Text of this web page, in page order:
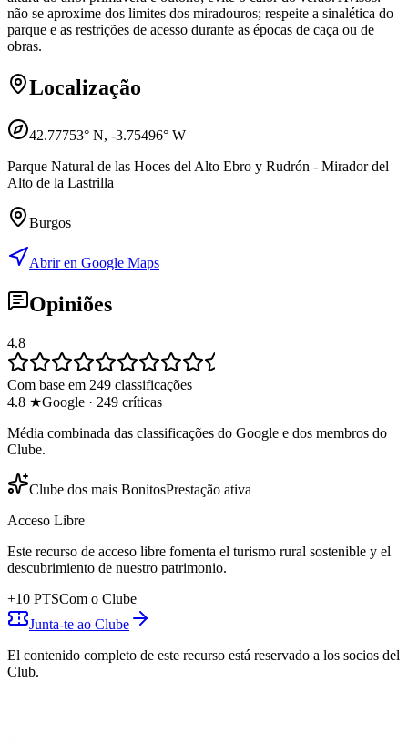
não se aproxime dos limites dos miradouros; respeite a sinalética do
parque e as restrições de acesso durante as épocas de caça ou de
obras.
Localização
42.77753° N, -3.75496° W
Parque Natural de las Hoces del Alto Ebro y Rudrón - Mirador del
Alto de la Lastrilla
Burgos
Abrir en Google Maps
Opiniões
4.8
Com base em 249 classificações
4.8 ★Google · 249 críticas
Média combinada das classificações do Google e dos membros do
Clube.
Clube dos mais BonitosPrestação ativa
Acceso Libre
Este recurso de acceso libre fomenta el turismo rural sostenible y el
descubrimiento de nuestro patrimonio.
+10 PTSCom o Clube
Junta-te ao Clube
El contenido completo de este recurso está reservado a los socios del
Club.